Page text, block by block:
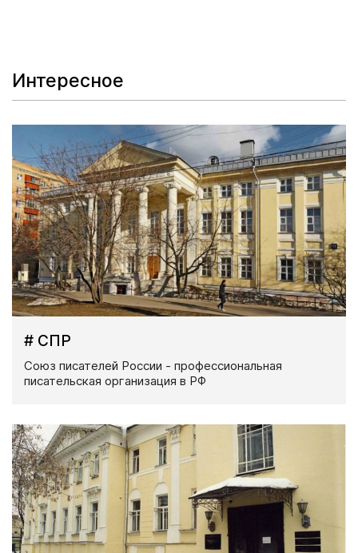
Интересное
# СПР
Союз писателей России - профессиональная
писательская организация в РФ